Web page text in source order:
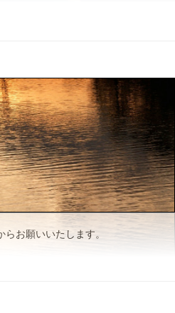
お願いいたします。